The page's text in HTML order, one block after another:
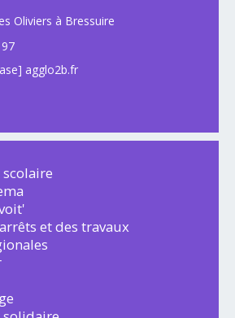
Oliviers à Bressuire
agglo2b.fr
et des travaux